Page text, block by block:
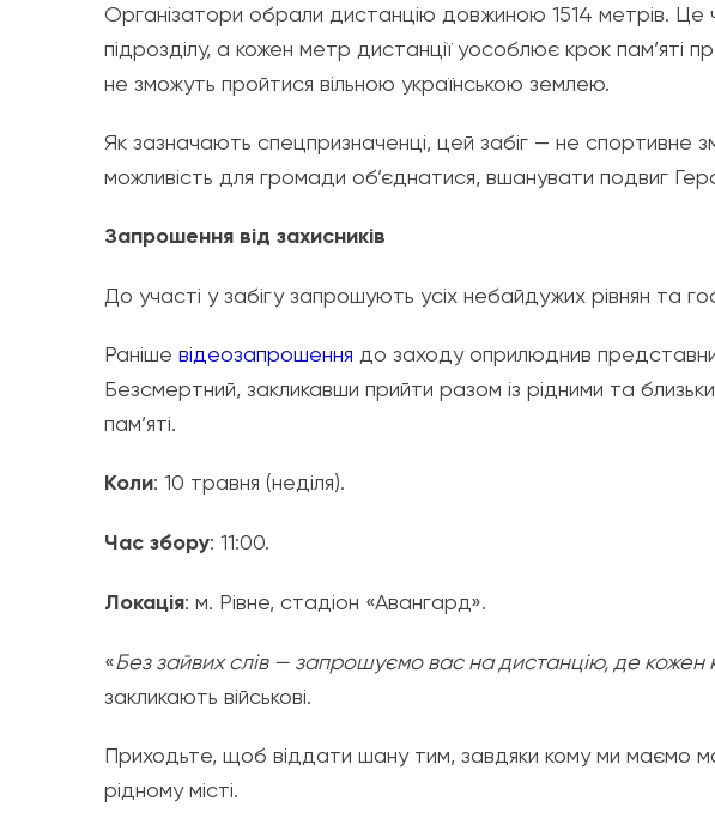
Організатори обрали дистанцію довжиною 1514 метрів. Це
підрозділу, а кожен метр дистанції уособлює крок пам’яті
не зможуть пройтися вільною українською землею.
Як зазначають спецпризначенці, цей забіг — не спортивне
можливість для громади об’єднатися, вшанувати подвиг
Запрошення від захисників
До участі у забігу запрошують усіх небайдужих рівнян та
Раніше відеозапрошення до заходу оприлюднив
Безсмертний, закликавши прийти разом із рідними та
пам’яті.
Коли: 10 травня (неділя).
Час збору: 11:00.
Локація: м. Рівне, стадіон «Авангард».
«Без зайвих слів — запрошуємо вас на дистанцію, де кожен
закликають військові.
Приходьте, щоб віддати шану тим, завдяки кому ми маємо
рідному місті.